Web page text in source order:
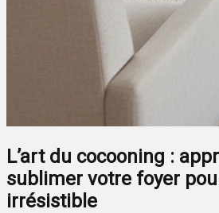
L’art du cocooning :
sublimer votre foyer
irrésistible